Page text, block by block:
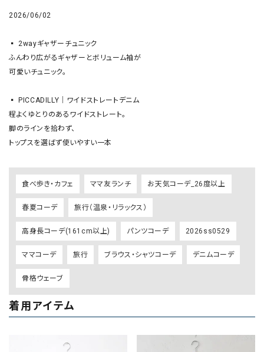
2026/06/02
▪️ 2wayギャザーチュニック
ふんわり広がるギャザーとボリューム袖が
可愛いチュニック。
▪️ PICCADILLY｜ワイドストレートデニム
程よくゆとりのあるワイドストレート。
脚のラインを拾わず、
食べ歩き・カフェ ママ友ランチ お天気コーデ_26度以上
春夏コーデ 旅行（温泉・リラックス）
高身長コーデ(161cm以上) パンツコーデ 2026ss0529
ママコーデ 旅行 ブラウス・シャツコーデ デニムコーデ
骨格ウェーブ
着用アイテム